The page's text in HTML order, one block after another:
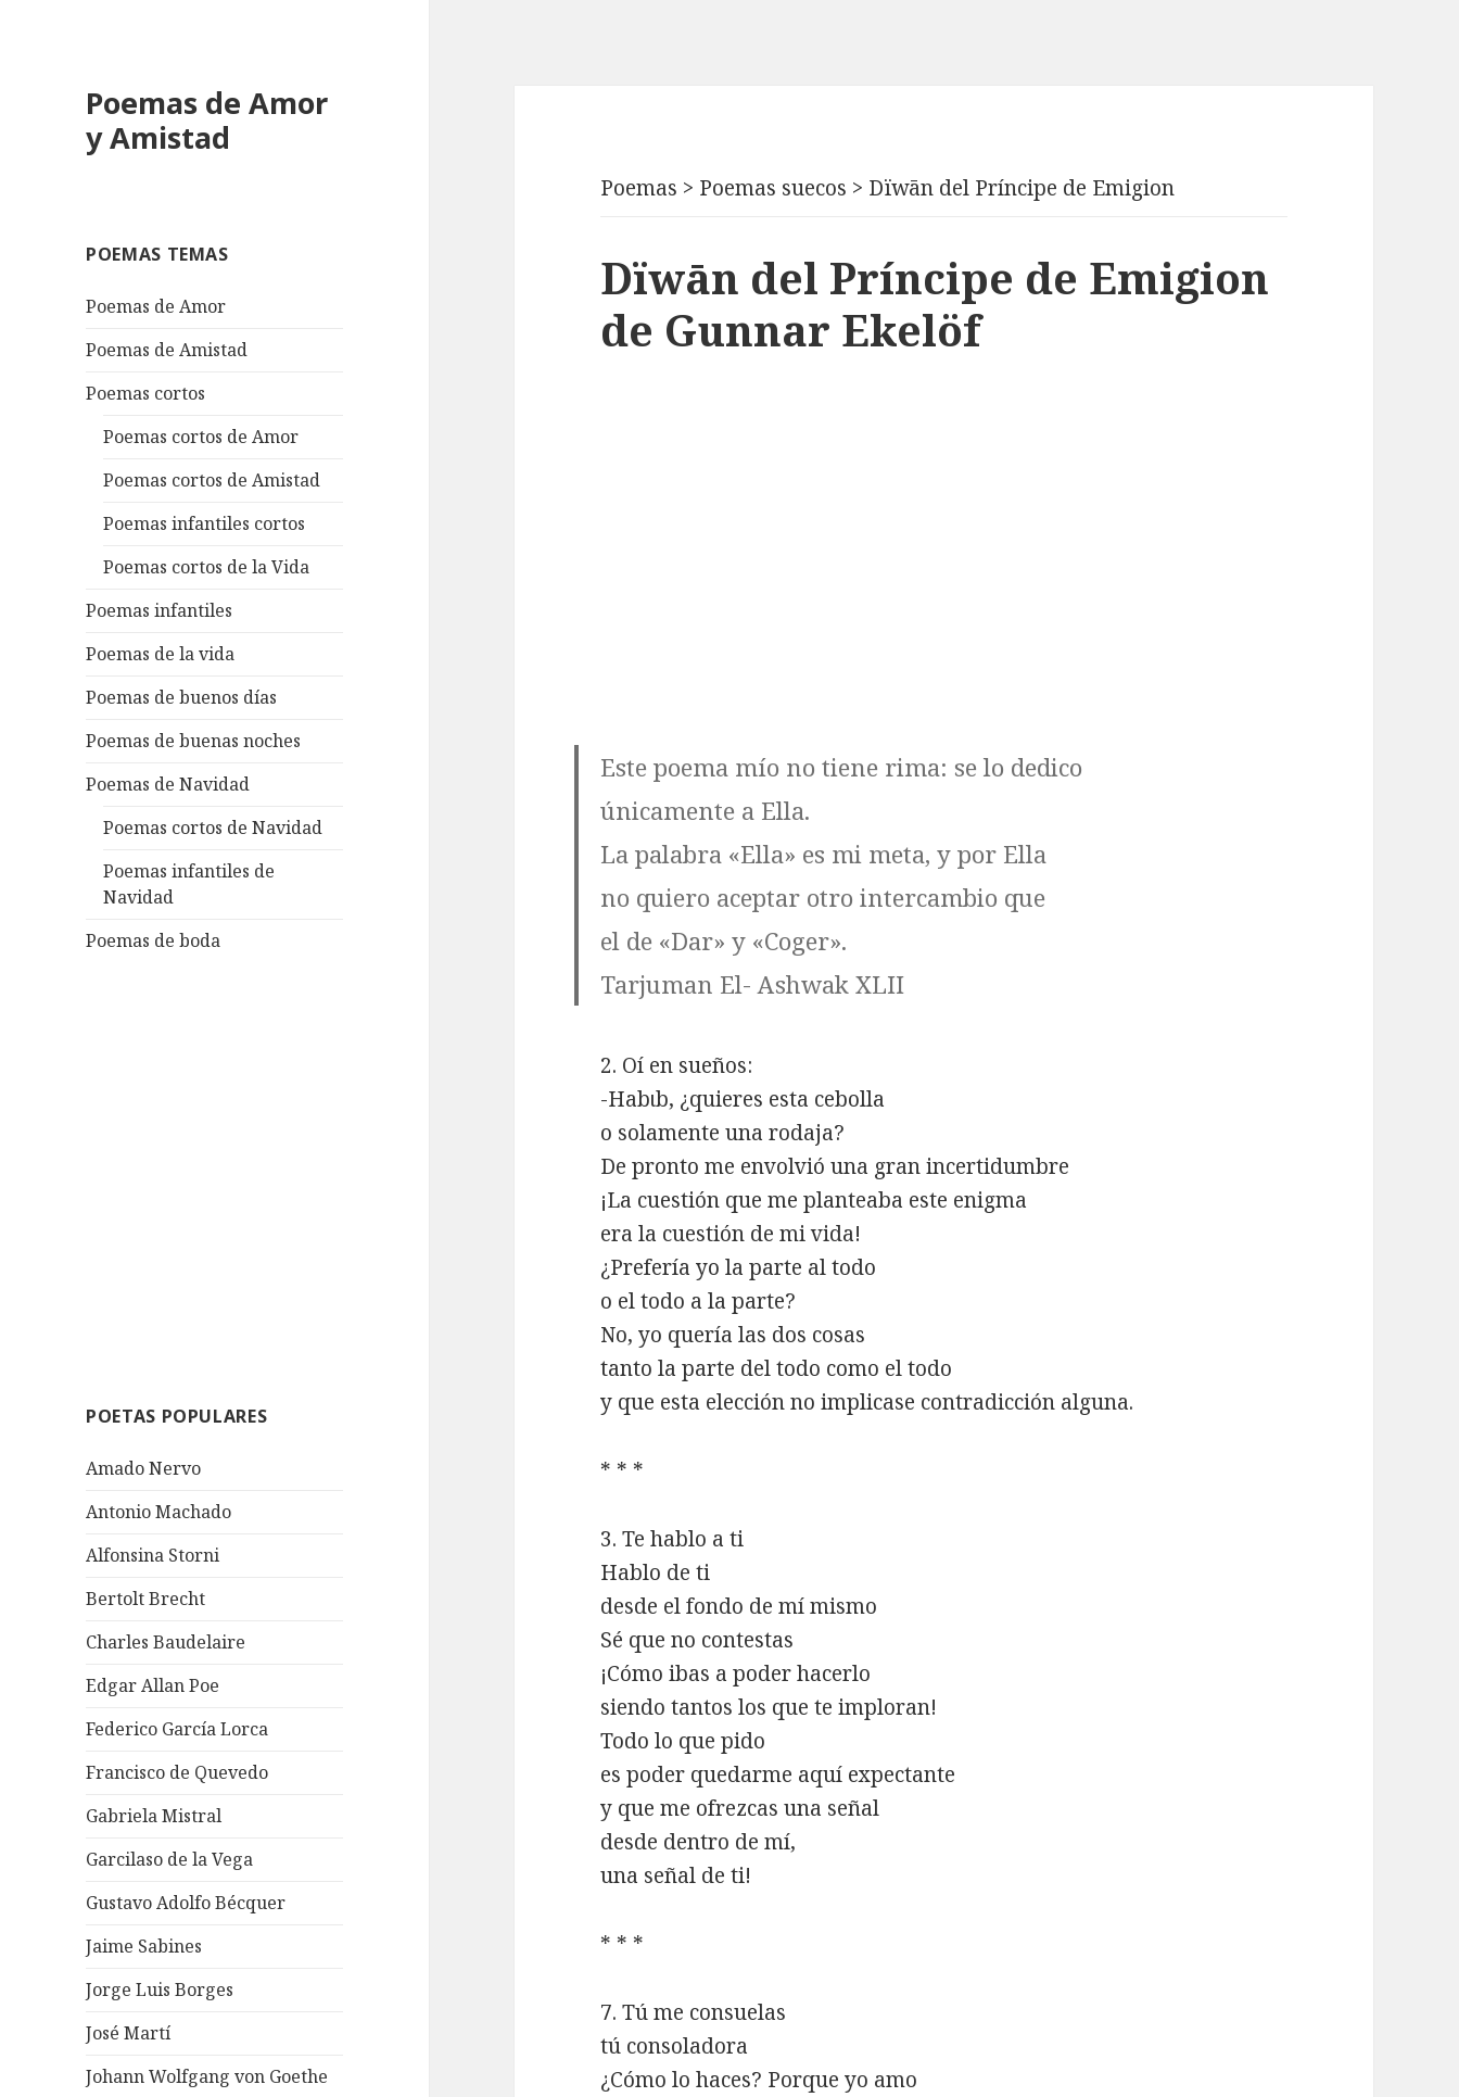
Poemas de Amor
y Amistad
POEMAS TEMAS
Poemas de Amor
Poemas de Amistad
Poemas cortos
Poemas cortos de Amor
Poemas cortos de Amistad
Poemas infantiles cortos
Poemas cortos de la Vida
Poemas infantiles
Poemas de la vida
Poemas de buenos días
Poemas de buenas noches
Poemas de Navidad
Poemas cortos de Navidad
Poemas infantiles de
Navidad
Poemas de boda
POETAS POPULARES
Amado Nervo
Antonio Machado
Alfonsina Storni
Bertolt Brecht
Charles Baudelaire
Edgar Allan Poe
Federico García Lorca
Francisco de Quevedo
Gabriela Mistral
Garcilaso de la Vega
Gustavo Adolfo Bécquer
Jaime Sabines
Jorge Luis Borges
José Martí
Johann Wolfgang von Goethe
Poemas > Poemas suecos > Dïwān del Príncipe de Emigion
Dïwān del Príncipe de Emigion
de Gunnar Ekelöf
Este poema mío no tiene rima: se lo dedico
únicamente a Ella.
La palabra «Ella» es mi meta, y por Ella
no quiero aceptar otro intercambio que
el de «Dar» y «Coger».
Tarjuman El- Ashwak XLII
2. Oí en sueños:
-Habιb, ¿quieres esta cebolla
o solamente una rodaja?
De pronto me envolvió una gran incertidumbre
¡La cuestión que me planteaba este enigma
era la cuestión de mi vida!
¿Prefería yo la parte al todo
o el todo a la parte?
No, yo quería las dos cosas
tanto la parte del todo como el todo
y que esta elección no implicase contradicción alguna.
* * *
3. Te hablo a ti
Hablo de ti
desde el fondo de mí mismo
Sé que no contestas
¡Cómo ibas a poder hacerlo
siendo tantos los que te imploran!
Todo lo que pido
es poder quedarme aquí expectante
y que me ofrezcas una señal
desde dentro de mí,
una señal de ti!
* * *
7. Tú me consuelas
tú consoladora
¿Cómo lo haces? Porque yo amo